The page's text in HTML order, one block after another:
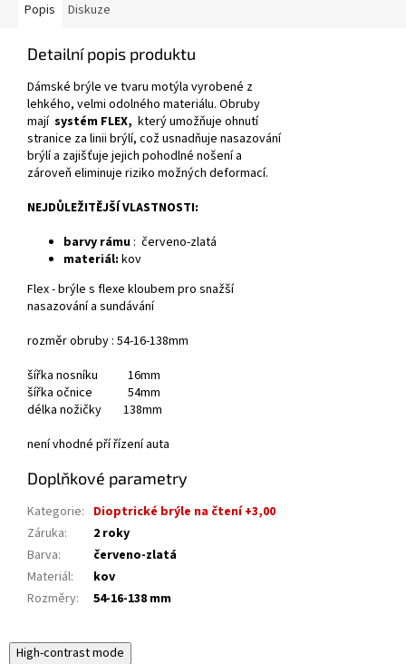
Popis Diskuze
Detailní popis produktu
Dámské brýle ve tvaru motýla vyrobené z
lehkého, velmi odolného materiálu. Obruby
mají systém FLEX, který umožňuje ohnutí
stranice za linii brýlí, což usnadňuje nasazování
brýlí a zajišťuje jejich pohodlné nošení a
zároveň eliminuje riziko možných deformací.
NEJDŮLEŽITĚJŠÍ VLASTNOSTI:
barvy rámu : červeno-zlatá
materiál: kov
Flex - brýle s flexe kloubem pro snažší
nasazování a sundávání
rozměr obruby : 54-16-138mm
šířka nosníku 16mm
šířka očnice 54mm
délka nožičky 138mm
není vhodné pří řízení auta
Doplňkové parametry
Kategorie: Dioptrické brýle na čtení +3,00
Záruka:
2 roky
Barva:
červeno-zlatá
Materiál:
kov
Rozměry: 54-16-138 mm
High-contrast mode